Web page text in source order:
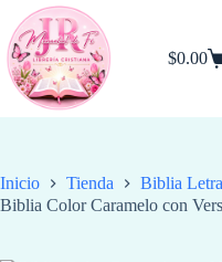
Saltar
contenido
Carro
$0.00
Inicio Tienda
Biblia
Biblia Color Caramelo con